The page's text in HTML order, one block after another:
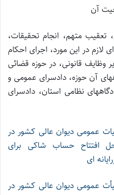
آن
تعقیب متهم، انجام تحقیقات،
در این مورد، اجرای احکام
وظایف قانونی، در حوزه قضائی
آن حوزه، دادسرای عمومی و
نظامی استان، دادسرای
رویه شماره ۸۵۳ هیات عمومی دیوان عالی کشور در
افتتاح حساب شاکی برای
ای
رویه شماره ۷۸۵ هیأت عمومی دیوان عالی کشور در